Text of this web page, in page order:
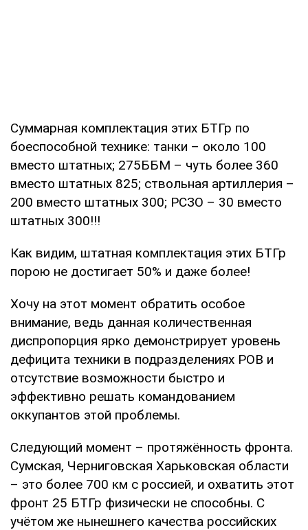
Суммарная комплектация этих БТГр по
боеспособной технике: танки – около 100
вместо штатных; 275ББМ – чуть более 360
вместо штатных 825; ствольная артиллерия –
200 вместо штатных 300; РСЗО – 30 вместо
штатных 300!!!
Как видим, штатная комплектация этих БТГр
порою не достигает 50% и даже более!
Хочу на этот момент обратить особое
внимание, ведь данная количественная
диспропорция ярко демонстрирует уровень
дефицита техники в подразделениях РОВ и
отсутствие возможности быстро и
эффективно решать командованием
оккупантов этой проблемы.
Следующий момент – протяжённость фронта.
Сумская, Черниговская Харьковская области
– это более 700 км с россией, и охватить этот
фронт 25 БТГр физически не способны. С
учётом же нынешнего качества российских